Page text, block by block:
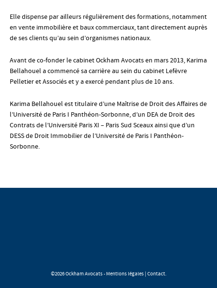
Elle dispense par ailleurs régulièrement des formations, notamment
en vente immobilière et baux commerciaux, tant directement auprès
de ses clients qu’au sein d’organismes nationaux.
Avant de co-fonder le cabinet Ockham Avocats en mars 2013, Karima
Bellahouel a commencé sa carrière au sein du cabinet Lefèvre
Pelletier et Associés et y a exercé pendant plus de 10 ans.
Karima Bellahouel est titulaire d’une Maîtrise de Droit des Affaires de
l’Université de Paris I Panthéon-Sorbonne, d’un DEA de Droit des
Contrats de l’Université Paris XI – Paris Sud Sceaux ainsi que d’un
DESS de Droit Immobilier de l’Université de Paris I Panthéon-
Sorbonne.
©2026 Ockham Avocats - Mentions légales| Contact.